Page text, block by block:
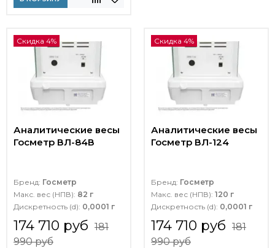
Скидка 4%
Аналитические весы
Госметр ВЛ-84В
Бренд: Госметр
Макс. вес (НПВ): 82 г
Дискретность (d): 0,0001 г
174 710 руб 181
990 руб
Скидка 4%
Аналитические весы
Госметр ВЛ-124
Бренд: Госметр
Макс. вес (НПВ): 120 г
Дискретность (d): 0,0001 г
174 710 руб 181
990 руб